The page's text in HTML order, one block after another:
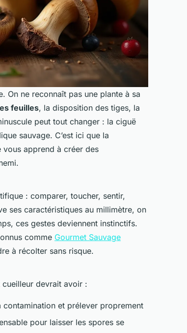
On ne reconnaît pas une plante à sa
feuilles, la disposition des tiges, la
peut tout changer : la ciguë
sauvage. C’est ici que la
vous apprend à créer des
: comparer, toucher, sentir,
ses caractéristiques au millimètre, on
ces gestes deviennent instinctifs.
comme Gourmet Sauvage
à récolter sans risque.
devrait avoir :
et prélever proprement
pour laisser les spores se